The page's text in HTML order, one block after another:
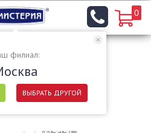
филиал:
ВЫБРАТЬ ДРУГОЙ
0
контейнеры